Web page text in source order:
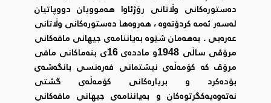
دەستورەکانی وڵاتانی رۆژئاوا هەموویان دووپاتیان
لەسەر ئەمە کردۆتەوە ، هەروەها دەستورەکانی وڵاتانی
عەرەبی . بەهەمان شێوە بەیاننامەی جیهانی مافەکانی
مرۆڤی ساڵی 1948و ماددەی 16ی بنەماکانی مافی
مرۆڤ کە کۆمەڵەی نیشتمانی فەرەنسی بانگەشەی
بۆدەکرد و بریارەکانی کۆمەڵەی گشتی
نەتەوەیەکگرتوەکان و بەیاننامەی جیهانی مافەکانی